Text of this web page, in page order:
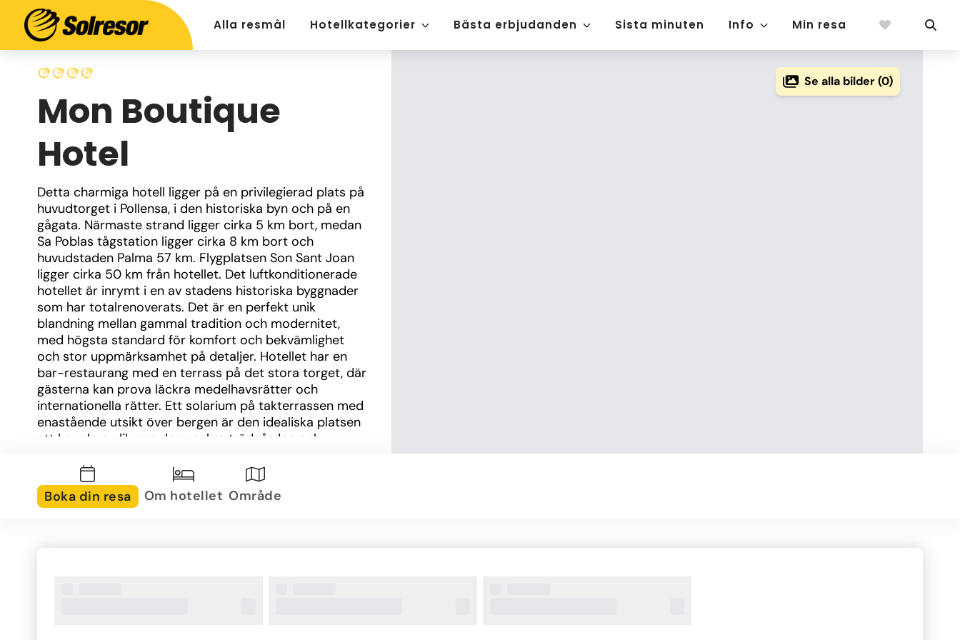
Alla resmål Hotellkategorier Bästa erbjudanden Sista minuten Info Min resa
Mon Boutique
Hotel
Detta charmiga hotell ligger på en privilegierad plats på
huvudtorget i Pollensa, i den historiska byn och på en
gågata. Närmaste strand ligger cirka 5 km bort, medan
Sa Poblas tågstation ligger cirka 8 km bort och
huvudstaden Palma 57 km. Flygplatsen Son Sant Joan
ligger cirka 50 km från hotellet. Det luftkonditionerade
hotellet är inrymt i en av stadens historiska byggnader
som har totalrenoverats. Det är en perfekt unik
blandning mellan gammal tradition och modernitet,
med högsta standard för komfort och bekvämlighet
och stor uppmärksamhet på detaljer. Hotellet har en
bar-restaurang med en terrass på det stora torget, där
gästerna kan prova läckra medelhavsrätter och
internationella rätter. Ett solarium på takterrassen med
enastående utsikt över bergen är den idealiska platsen
att koppla av, liksom den vackra trädgården och
konferenser, middagar och möten. Ytterligare faciliteter
som är tillgängliga för gäster på 8-rumshotellet
inkluderar en lobby med Hotell skert, cloakroom och
Se alla bilder (0)
Boka din resa Om hotellet Område